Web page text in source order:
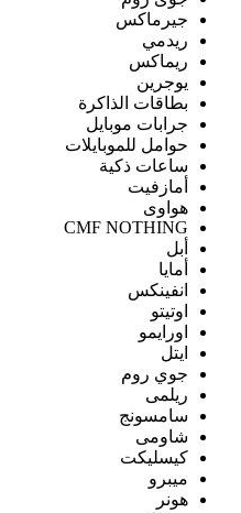
جيرماكس
ريدمي
ريماكس
يوجرين
بطاقات الذاكرة
جرابات موبايل
حوامل للموبايلات
ساعات ذكية
أمازفيت
هواوى
CMF NOTHING
أبل
أمايا
انفينكس
اوتيتو
اورايمو
ايتل
جوي روم
ريلمى
سامسونج
شاومى
كيسليكت
ميبرو
هونر